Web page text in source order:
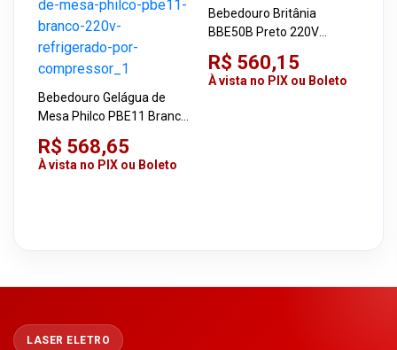
Bebedouro Gelágua de
Mesa Philco PBE11 Branco
220V Refrigerado Por
Compressor
R$ 568,65
À vista no PIX ou Boleto
Bebedouro Britânia
BBE50B Preto 220V
Refrigerado por
Compressor
R$ 560,15
À vista no PIX ou Boleto
LASER ELETRO